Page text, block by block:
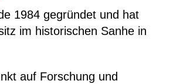
1984 gegründet und hat
im historischen Sanhe in
auf Forschung und